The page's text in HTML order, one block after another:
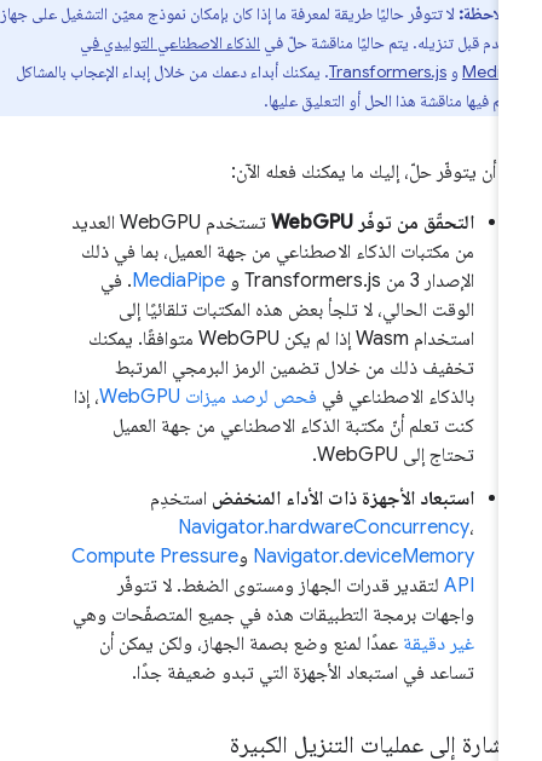
ملاحظة:لا تتوفّر حاليًا طريقة لمعرفة ما إذا كان بإمكان نموذج معيّن التشغيل على جهاز
قبل تنزيله. يتم حاليًا مناقشة حلّ فيالذكاء الاصطناعي التوليدي في
وTransformers.js. يمكنك أبداء دعمك من خلال إبداء الإعجاب بالمشاكل
فيها مناقشة هذا الحل أو التعليق عليها.
أن يتوفّر حلّ، إليك ما يمكنك فعله الآن:
التحقّق من توفّر WebGPU
تستخدم WebGPU العديد
من مكتبات الذكاء الاصطناعي من جهة العميل، بما في ذلك
الإصدار 3 من Transformers.js و
MediaPipe. في
الوقت الحالي، لا تلجأ بعض هذه المكتبات تلقائيًا إلى
استخدام Wasm إذا لم يكن WebGPU متوافقًا. يمكنك
تخفيف ذلك من خلال تضمين الرمز البرمجي المرتبط
بالذكاء الاصطناعي في فحص لرصد ميزات WebGPU
، إذا
كنت تعلم أنّ مكتبة الذكاء الاصطناعي من جهة العميل
تحتاج إلى WebGPU.
استبعاد الأجهزة ذات الأداء المنخفضاستخدِم
Navigator.hardwareConcurrency
Navigator.deviceMemoryوCompute Pressure
لتقدير قدرات الجهاز ومستوى الضغط. لا تتوفّر
واجهات برمجة التطبيقات هذه في جميع المتصفّحات وهي
غير دقيقةعمدًا لمنع وضع بصمة الجهاز، ولكن يمكن أن
تساعد في استبعاد الأجهزة التي تبدو ضعيفة جدًا.
إلى عمليات التنزيل الكبيرة